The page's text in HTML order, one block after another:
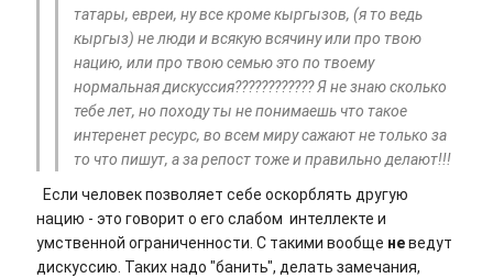
татары, евреи, ну все кроме кыргызов, (я то ведь
кыргыз) не люди и всякую всячину или про твою
нацию, или про твою семью это по твоему
нормальная дискуссия???????????? Я не знаю сколько
тебе лет, но походу ты не понимаешь что такое
интеренет ресурс, во всем миру сажают не только за
то что пишут, а за репост тоже и правильно делают!!!
Если человек позволяет себе оскорблять другую
нацию - это говорит о его слабом интеллекте и
умственной ограниченности. С такими вообще неведут
дискуссию. Таких надо "банить", делать замечания,